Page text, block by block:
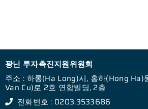
꽝닌 투자촉진지원위원회
주소 : 하롱(Ha Long)시, 홍하(Hong Ha)
Van Cu)로 2호 연합빌딩, 2층
전화번호 : 0203.3533686